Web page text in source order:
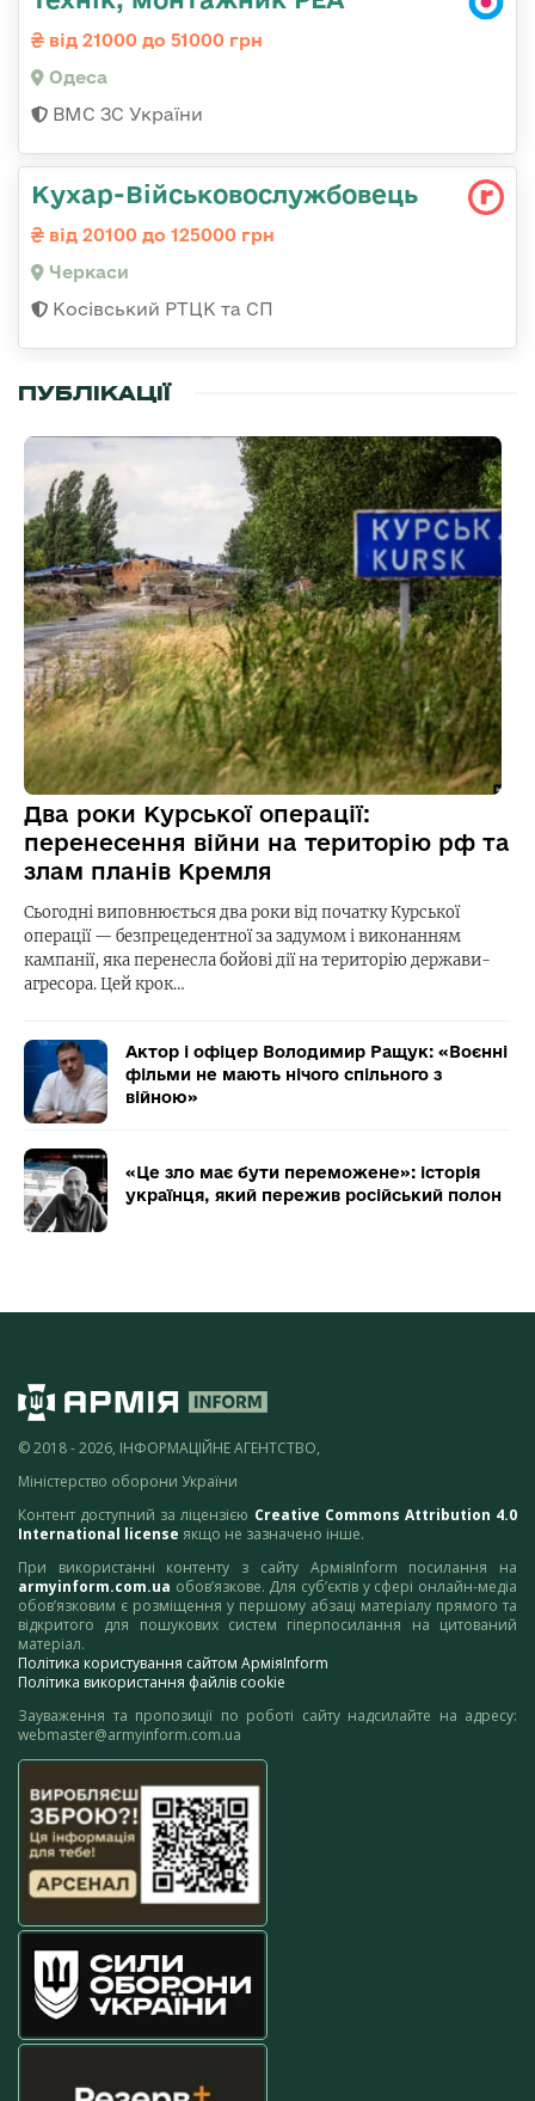
від 21000 до 51000 грн
Одеса
ВМС ЗС України
Кухар-Військовослужбовець
від 20100 до 125000 грн
Черкаси
Косівський РТЦК та СП
ПУБЛІКАЦІЇ
Два роки Курської операції:
перенесення війни на територію рф та
злам планів Кремля
Сьогодні виповнюється два роки від початку Курської
операції — безпрецедентної за задумом і виконанням
кампанії, яка перенесла бойові дії на територію держави-
агресора. Цей крок…
Актор і офіцер Володимир Ращук: «Воєнні
фільми не мають нічого спільного з
війною»
«Це зло має бути переможене»: історія
українця, який пережив російський полон
© 2018 - 2026, ІНФОРМАЦІЙНЕ АГЕНТСТВО,
Міністерство оборони України
Контент доступний за ліцензією Creative Commons Attribution 4.0
International license якщо не зазначено інше.
При використанні контенту з сайту АрміяInform посилання на
armyinform.com.ua обов’язкове. Для суб’єктів у сфері онлайн-медіа
обов’язковим є розміщення у першому абзаці матеріалу прямого та
відкритого для пошукових систем гіперпосилання на цитований
матеріал.
Політика користування сайтом АрміяInform
Політика використання файлів cookie
Зауваження та пропозиції по роботі сайту надсилайте на адресу:
webmaster@armyinform.com.ua